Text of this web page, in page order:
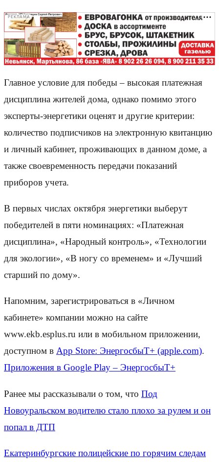
РЕКЛАМА
Главное условие для победы – высокая платежная
дисциплина жителей дома, однако помимо этого
эксперты-энергетики оценят и другие критерии:
количество подписчиков на электронную квитанцию
и личный кабинет, проживающих в данном доме, а
также своевременность передачи показаний
приборов учета.
В первых числах октября энергетики выберут
победителей в пяти номинациях: «Платежная
дисциплина», «Народный контроль», «Технологии
для экологии», «В ногу со временем» и «Лучший
старший по дому».
Напомним, зарегистрироваться в «Личном
кабинете» компании можно на сайте
www.ekb.esplus.ru или в мобильном приложении,
доступном в App Store: ЭнергосбыТ+ (apple.com).
Приложения в Google Play – ЭнергосбыТ+
Ранее мы рассказывали о том, что Под
Новоуральском водителю стало плохо за рулем и он
попал в ДТП
Екатеринбургские полицейские по горячим следам